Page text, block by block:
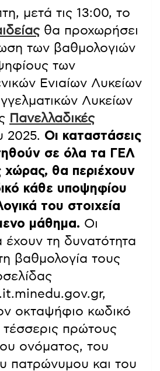
μετά τις 13:00, το
θα προχωρήσει
των βαθμολογιών
των
Ενιαίων Λυκείων
Λυκείων
Πανελλαδικές
2025. Οι καταστάσεις
σε όλα τα ΓΕΛ
θα περιέχουν
κάθε υποψηφίου
του στοιχεία
μάθημα. Οι
έχουν τη δυνατότητα
βαθμολογία τους
οκταψήφιο κωδικό
τέσσερις πρώτους
ονόματος, του
πατρώνυμου και του